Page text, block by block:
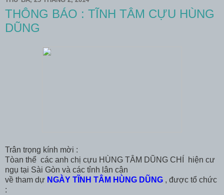
THÔNG BÁO : TĨNH TÂM CỰU HÙNG
DŨNG
Trân trọng kính mời :
Tòan thể các anh chị cựu HÙNG TÂM DŨNG CHÍ hiện cư
ngụ tại Sài Gòn và các tỉnh lân cận
về tham dự NGÀY TĨNH TÂM HÙNG DŨNG , được tổ chức
: